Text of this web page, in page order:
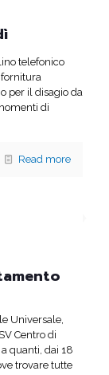
telefonico
fornitura
per il disagio da
di
Read more
Universale,
Centro di
quanti, dai 18
trovare tutte